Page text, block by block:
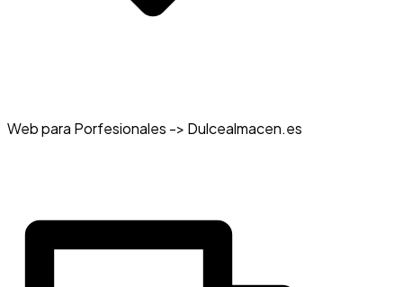
Web para Porfesionales -> Dulcealmacen.es